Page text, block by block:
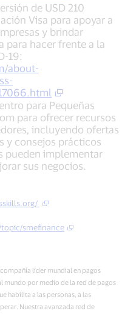
de USD 210
Visa para apoyar a
y brindar
para hacer frente a la
19:
about-
para Pequeñas
para ofrecer recursos
incluyendo ofertas
y consejos prácticos
pueden implementar
sus negocios.
smefinance
compañía líder mundial en pagos
mundo por medio de la red de pagos
habilita a las personas, a las
Nuestra avanzada red de